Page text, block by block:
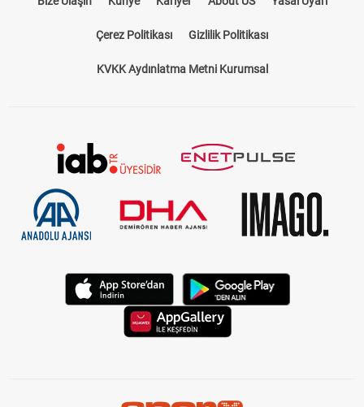
Çerez Politikası Gizlilik Politikası
KVKK Aydınlatma Metni Kurumsal